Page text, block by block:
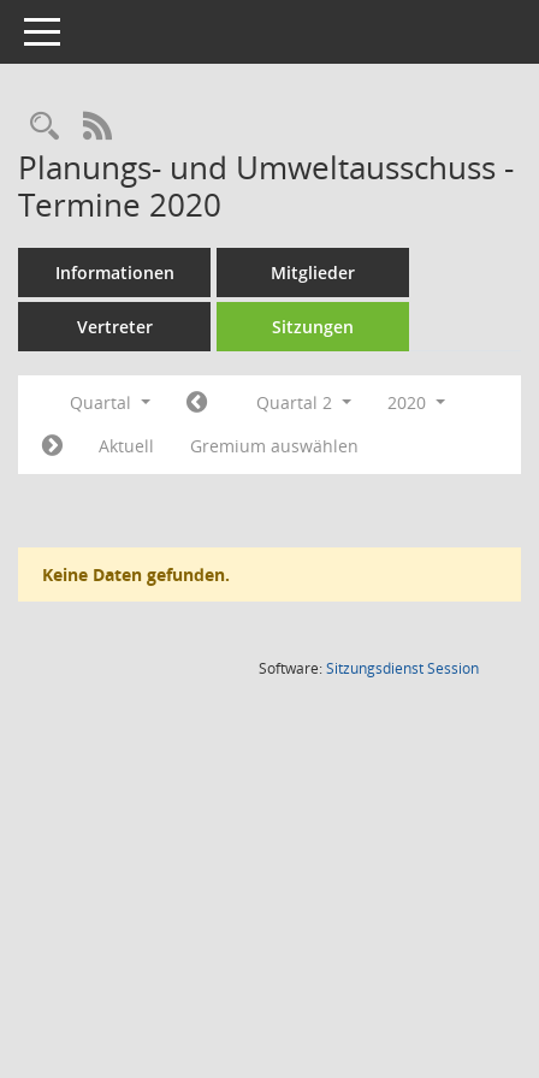
Toggle navigation
Rechercheauswahl
RSS-Feed
Planungs- und Umweltausschuss -
Termine 2020
Informationen Mitglieder
Vertreter Sitzungen
Quartal Quartal 2
2020
Aktuell
Gremium auswählen
Keine Daten gefunden.
Software:SitzungsdienstSession(Wird in